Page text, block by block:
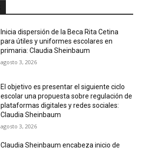
Inicia dispersión de la Beca Rita Cetina
para útiles y uniformes escolares en
primaria: Claudia Sheinbaum
agosto 3, 2026
El objetivo es presentar el siguiente ciclo
escolar una propuesta sobre regulación de
plataformas digitales y redes sociales:
Claudia Sheinbaum
agosto 3, 2026
Claudia Sheinbaum encabeza inicio de